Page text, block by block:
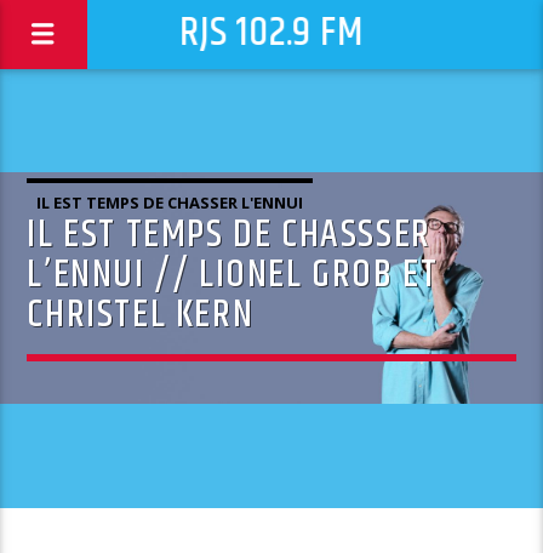
RJS 102.9 FM
IL EST TEMPS DE CHASSER L'ENNUI
IL EST TEMPS DE CHASSSER
L’ENNUI // LIONEL GROB ET
CHRISTEL KERN